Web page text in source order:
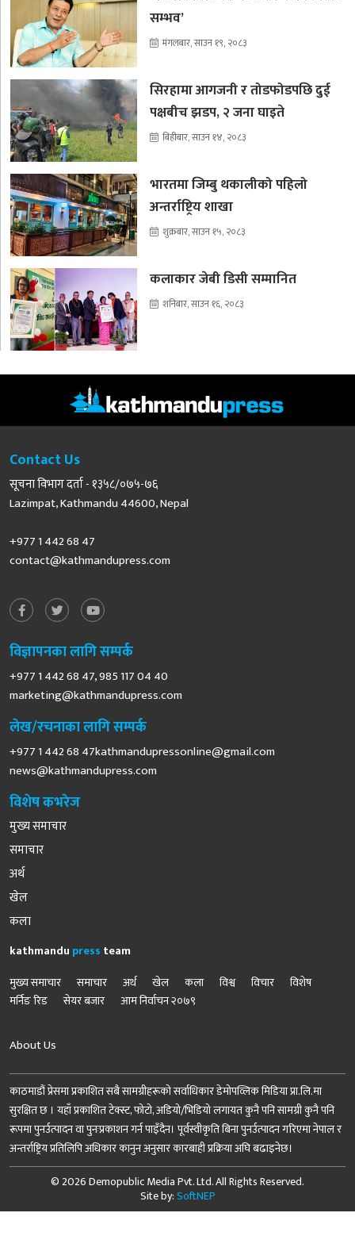
सम्भव’
मंगलबार, साउन १९, २०८३
सिरहामा आगजनी र तोडफोडपछि दुई
पक्षबीच झडप, २ जना घाइते
बिहीबार, साउन १४, २०८३
भारतमा जिम्बु थकालीको पहिलो
अन्तर्राष्ट्रिय शाखा
शुक्रबार, साउन १५, २०८३
कलाकार जेबी डिसी सम्मानित
शनिबार, साउन १६, २०८३
Contact Us
सूचना विभाग दर्ता - १३५८/०७५-७६
Lazimpat, Kathmandu 44600, Nepal
+977 1 442 68 47
contact@kathmandupress.com
विज्ञापनका लागि सम्पर्क
+977 1 442 68 47, 985 117 04 40
marketing@kathmandupress.com
लेख/रचनाका लागि सम्पर्क
+977 1 442 68 47kathmandupressonline@gmail.com
news@kathmandupress.com
विशेष कभरेज
मुख्य समाचार
समाचार
अर्थ
खेल
कला
kathmandu press team
मुख्य समाचार
समाचार अर्थ खेल कला विश्व विचार
विशेष
मर्निङ रिड
सेयर बजार आम निर्वाचन २०७९
About Us
काठमाडौं प्रेसमा प्रकाशित सबै सामग्रीहरूको सर्वाधिकार डेमोपव्लिक मिडिया प्रा.लि.मा
सुरक्षित छ । यहाँ प्रकाशित टेक्स्ट, फोटो, अडियो/भिडियो लगायत कुनै पनि सामग्री कुनै पनि
रूपमा पुनर्उत्पादन वा पुनःप्रकाशन गर्न पाइँदैन। पूर्वस्वीकृति बिना पुनर्उत्पादन गरिएमा नेपाल र
अन्तर्राष्ट्रिय प्रतिलिपि अधिकार कानुन अनुसार कारबाही प्रक्रिया अघि बढाइनेछ।
© 2026 Demopublic Media Pvt. Ltd. All Rights Reserved.
Site by:SoftNEP